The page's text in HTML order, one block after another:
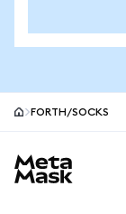
FORTH/SOCKS